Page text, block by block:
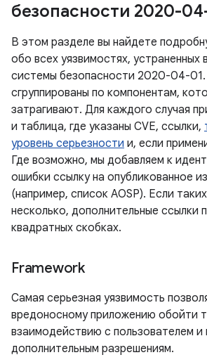
безопасности 2020-
В этом разделе вы найдете
обо всех уязвимостях, устраненных
системы безопасности 2020-04-
сгруппированы по компонентам,
затрагивают. Для каждого случая
и таблица, где указаны CVE, ссылки,
уровень серьезности и, если
Где возможно, мы добавляем к
ошибки ссылку на опубликованное
(например, список AOSP). Если
несколько, дополнительные ссылки
квадратных скобках.
Framework
Самая серьезная уязвимость
вредоносному приложению обойти
взаимодействию с пользователем и
дополнительным разрешениям.